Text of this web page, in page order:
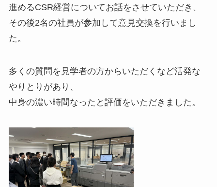
進めるCSR経営についてお話をさせていただき、
その後2名の社員が参加して意見交換を行いまし
た。
多くの質問を見学者の方からいただくなど活発な
やりとりがあり、
中身の濃い時間なったと評価をいただきました。